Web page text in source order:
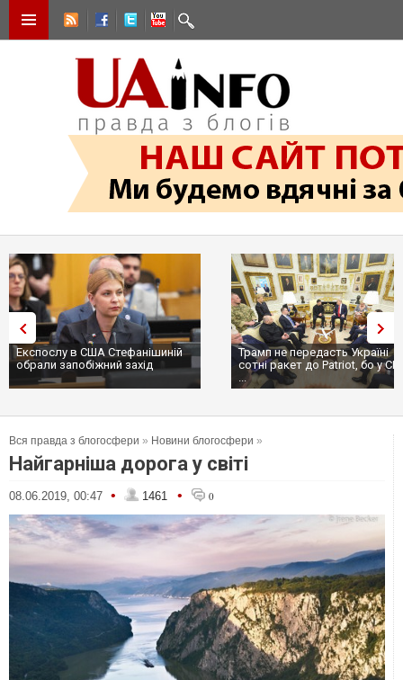
Експослу в США Стефанішиній
обрали запобіжний захід
Трамп не передасть Україні
сотні ракет до Patriot, бо у США
Вся правда з блогосфери » Новини блогосфери »
Найгарніша дорога у світі
08.06.2019, 00:47 • 1461 • 0